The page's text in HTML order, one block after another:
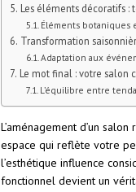
Les éléments décoratifs
Éléments botaniques
Transformation
Adaptation aux
Le mot final : votre salon
L’équilibre entre
L’aménagement d’un
espace qui reflète votre
l’esthétique influence
fonctionnel devient un